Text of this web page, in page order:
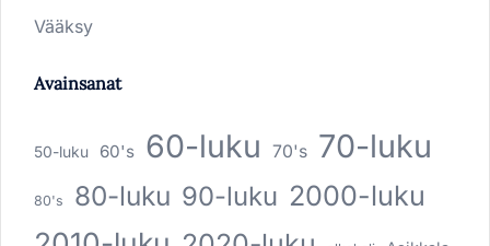
Vääksy
Avainsanat
50-luku 60's 60-luku 70's 70-luku
80's 80-luku 90-luku 2000-luku